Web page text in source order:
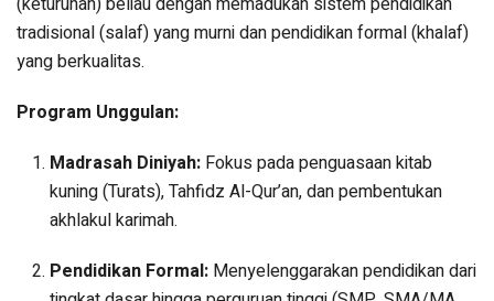
tradisional (salaf) yang murni dan pendidikan formal (khalaf)
yang berkualitas.
Program Unggulan:
Madrasah Diniyah: Fokus pada penguasaan kitab
kuning (Turats), Tahfidz Al-Qur’an, dan pembentukan
akhlakul karimah.
Pendidikan Formal: Menyelenggarakan pendidikan dari